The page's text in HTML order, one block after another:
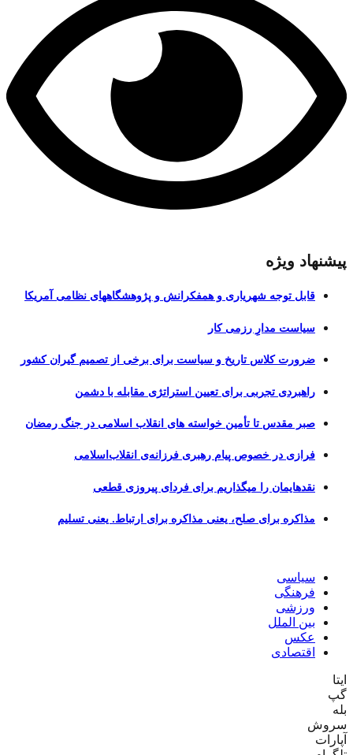
پیشنهاد ویژه
قابل توجه شهریاری و همفکرانش و پژوهشگاههای نظامی آمریکا
سیاست مدارِ رزمی کار
ضرورت کلاس تاریخ و سیاست برای برخی از تصمیم گیران کشور
راهبردی تجربی برای تعیین استراتژی مقابله با دشمن
صبر مقدس تا تأمین خواسته های انقلاب اسلامی در جنگ رمضان
فرازی در خصوص پیام رهبری فرزانه‌ی انقلاب‌اسلامی
نقدهایمان را میگذاریم برای فردای پیروزی قطعی
مذاکره برای صلح، یعنی مذاکره برای ارتباط. یعنی تسلیم
سیاسی
فرهنگی
ورزشی
بین الملل
عکس
اقتصادی
ایتا
گپ
بله
سروش
آپارات